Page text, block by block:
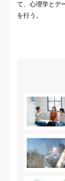
て、心理学とデ
を行う。